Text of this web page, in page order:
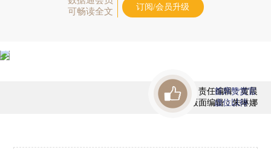
可畅读全文
订阅/会员升级
责任编辑：黄晨
版面编辑：朱琳娜
首席赞赏官
虚位以待